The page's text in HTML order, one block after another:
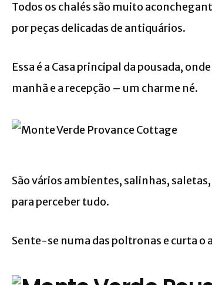
Todos os chalés são muito
por peças delicadas de antiquários.
Essa é a Casa principal da pousada,
manhã e a recepção – um charme né.
São vários ambientes, salinhas,
para perceber tudo.
Sente-se numa das poltronas e curta